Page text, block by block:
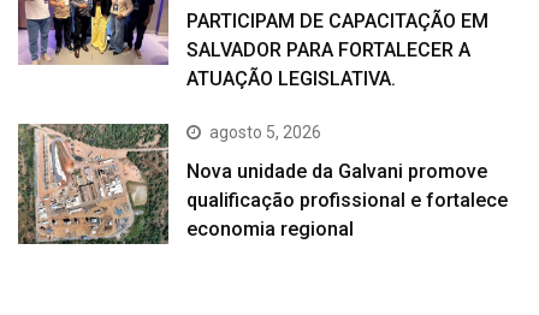
PARTICIPAM DE CAPACITAÇÃO EM
SALVADOR PARA FORTALECER A
ATUAÇÃO LEGISLATIVA.
agosto 5, 2026
Nova unidade da Galvani promove
qualificação profissional e fortalece
economia regional